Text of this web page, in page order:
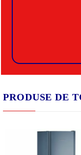
PRODUSE DE